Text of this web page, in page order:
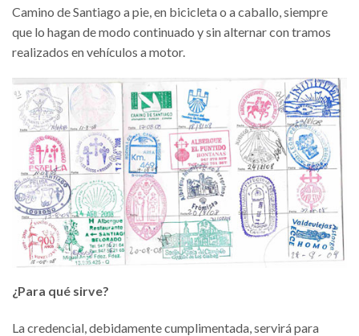
Camino de Santiago a pie, en bicicleta o a caballo, siempre
que lo hagan de modo continuado y sin alternar con tramos
realizados en vehículos a motor.
¿Para qué sirve?
La credencial, debidamente cumplimentada, servirá para